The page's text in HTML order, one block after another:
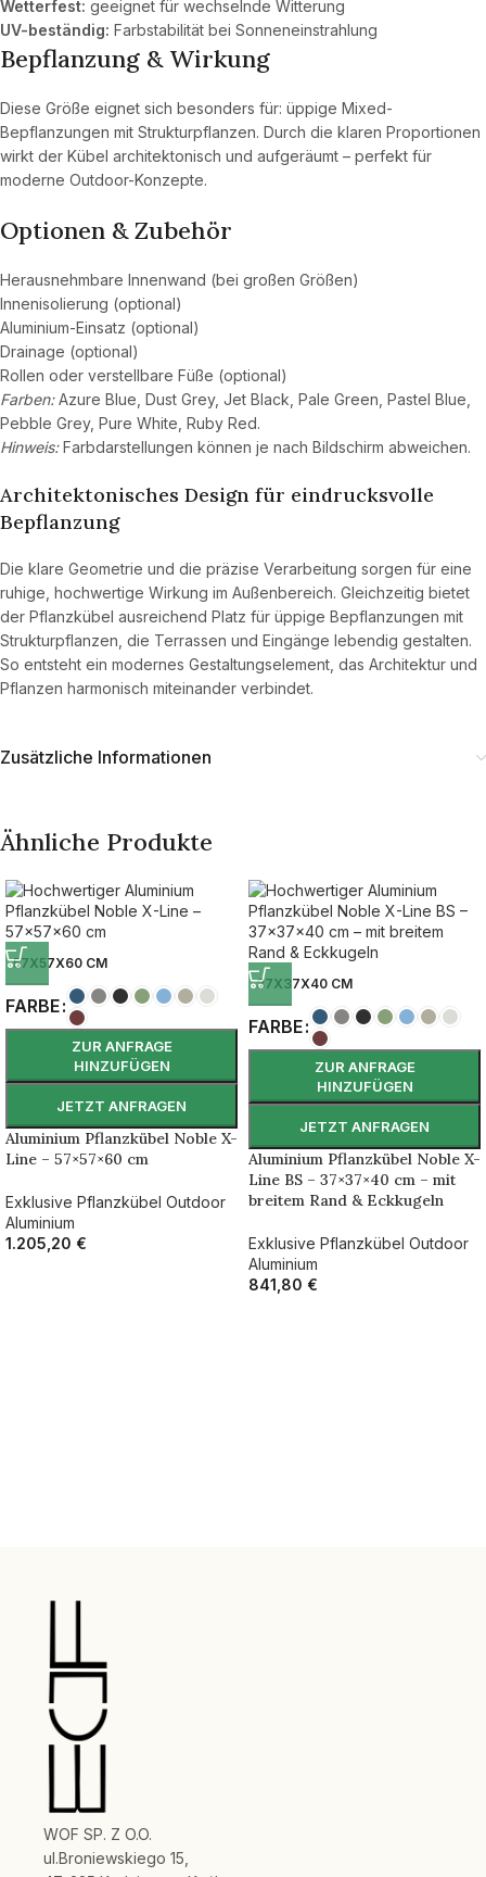
Wetterfest: geeignet für wechselnde Witterung
UV-beständig: Farbstabilität bei Sonneneinstrahlung
Bepflanzung & Wirkung
Diese Größe eignet sich besonders für: üppige Mixed-
Bepflanzungen mit Strukturpflanzen. Durch die klaren Proportionen
wirkt der Kübel architektonisch und aufgeräumt – perfekt für
moderne Outdoor-Konzepte.
Optionen & Zubehör
Herausnehmbare Innenwand (bei großen Größen)
Innenisolierung (optional)
Aluminium-Einsatz (optional)
Drainage (optional)
Rollen oder verstellbare Füße (optional)
Farben:Azure Blue, Dust Grey, Jet Black, Pale Green, Pastel Blue,
Pebble Grey, Pure White, Ruby Red.
Hinweis:Farbdarstellungen können je nach Bildschirm abweichen.
Architektonisches Design für eindrucksvolle
Bepflanzung
Die klare Geometrie und die präzise Verarbeitung sorgen für eine
ruhige, hochwertige Wirkung im Außenbereich. Gleichzeitig bietet
der Pflanzkübel ausreichend Platz für üppige Bepflanzungen mit
Strukturpflanzen, die Terrassen und Eingänge lebendig gestalten.
So entsteht ein modernes Gestaltungselement, das Architektur und
Pflanzen harmonisch miteinander verbindet.
Zusätzliche Informationen
Ähnliche Produkte
57X57X60 CM
FARBE
ZUR ANFRAGE
HINZUFÜGEN
JETZT ANFRAGEN
Aluminium Pflanzkübel Noble X-
Line – 57×57×60 cm
Exklusive Pflanzkübel Outdoor
Aluminium
1.205,20 €
37X37X40 CM
FARBE
ZUR ANFRAGE
HINZUFÜGEN
JETZT ANFRAGEN
Aluminium Pflanzkübel Noble X-
Line BS – 37×37×40 cm – mit
breitem Rand & Eckkugeln
Exklusive Pflanzkübel Outdoor
Aluminium
841,80 €
WOF SP. Z O.O.
ul.Broniewskiego 15,